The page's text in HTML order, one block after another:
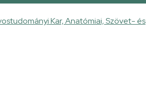
Kar, Anatómiai, Szövet- és